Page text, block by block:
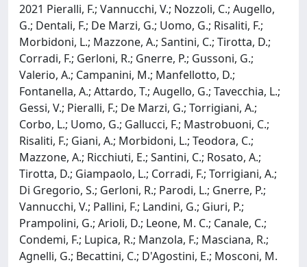
2021 Pieralli, F.; Vannucchi, V.; Nozzoli, C.; Augello,
G.; Dentali, F.; De Marzi, G.; Uomo, G.; Risaliti, F.;
Morbidoni, L.; Mazzone, A.; Santini, C.; Tirotta, D.;
Corradi, F.; Gerloni, R.; Gnerre, P.; Gussoni, G.;
Valerio, A.; Campanini, M.; Manfellotto, D.;
Fontanella, A.; Attardo, T.; Augello, G.; Tavecchia, L.;
Gessi, V.; Pieralli, F.; De Marzi, G.; Torrigiani, A.;
Corbo, L.; Uomo, G.; Gallucci, F.; Mastrobuoni, C.;
Risaliti, F.; Giani, A.; Morbidoni, L.; Teodora, C.;
Mazzone, A.; Ricchiuti, E.; Santini, C.; Rosato, A.;
Tirotta, D.; Giampaolo, L.; Corradi, F.; Torrigiani, A.;
Di Gregorio, S.; Gerloni, R.; Parodi, L.; Gnerre, P.;
Vannucchi, V.; Pallini, F.; Landini, G.; Giuri, P.;
Prampolini, G.; Arioli, D.; Leone, M. C.; Canale, C.;
Condemi, F.; Lupica, R.; Manzola, F.; Masciana, R.;
Agnelli, G.; Becattini, C.; D'Agostini, E.; Mosconi, M.